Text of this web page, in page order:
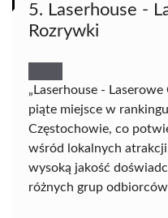
5. Laserhouse -
Rozrywki
„Laserhouse -
piąte miejsce w
Częstochowie, co
wśród lokalnych
wysoką jakość
różnych grup